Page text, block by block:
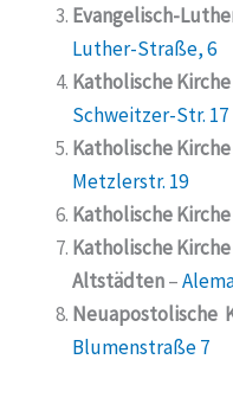
Evangelisch-
Luther-Straße, 6
Katholische
Schweitzer-Str. 17
Katholische
Metzlerstr. 19
Katholische
Katholische
Altstädten–
Neuapostolische
Blumenstraße 7